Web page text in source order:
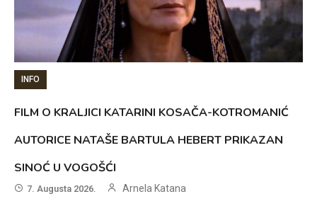
INFO
FILM O KRALJICI KATARINI KOSAČA-KOTROMANIĆ
AUTORICE NATAŠE BARTULA HEBERT PRIKAZAN
SINOĆ U VOGOŠĆI
7. Augusta 2026. Arnela Katana